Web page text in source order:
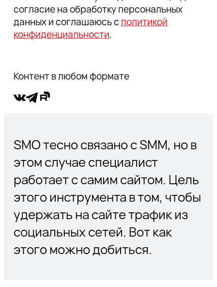
SMO тесно связано с SMM, но в
этом случае специалист
работает с самим сайтом. Цель
этого инструмента в том, чтобы
удержать на сайте трафик из
социальных сетей. Вот как
этого можно добиться.
согласие на обработку персональных
данных и соглашаюсь с политикой
конфиденциальности.
Контент в любом формате